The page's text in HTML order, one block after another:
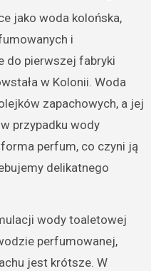
jako woda kolońska,
i
do pierwszej fabryki
w Kolonii. Woda
zapachowych, a jej
przypadku wody
perfum, co czyni ją
delikatnego
wody toaletowej
perfumowanej,
jest krótsze. W